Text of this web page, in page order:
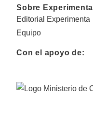
Sobre Experimenta
Editorial Experimenta
Equipo
Con el apoyo de: